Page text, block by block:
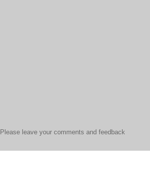
Please leave your comments and feedback